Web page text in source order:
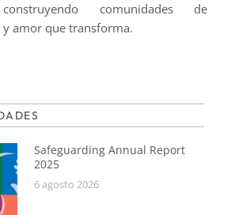
comunidades de
y amor que transforma.
Safeguarding Annual Report
2025
6 agosto 2026